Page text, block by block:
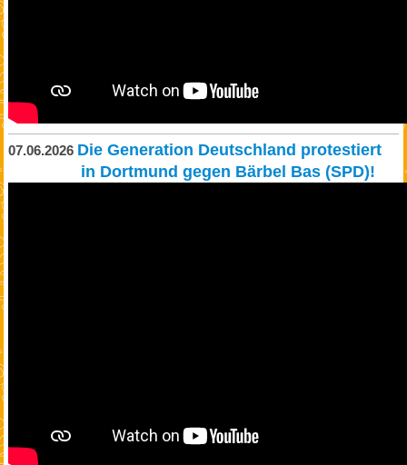
07.06.2026 Die Generation Deutschland protestiert
in Dortmund gegen Bärbel Bas (SPD)!